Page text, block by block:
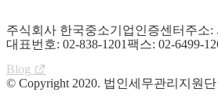
주식회사 한국중소기업인증센터 주소:
대표번호: 02-838-1201팩스: 02-6499-
Blog
© Copyright 2020. 법인세무관리지원단